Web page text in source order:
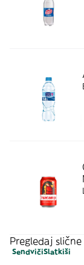
Pregledaj
SendvičiSlatkiši